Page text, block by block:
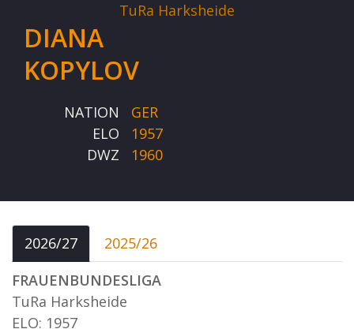
TuRa Harksheide
DIANA
KOPYLOV
NATION
GER
ELO
1957
DWZ
1960
2026/27
2025/26
FRAUENBUNDESLIGA
TuRa Harksheide
ELO: 1957